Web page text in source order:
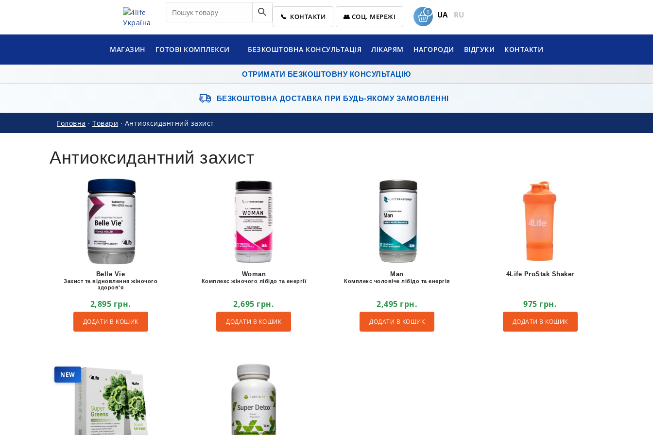
📞 КОНТАКТИ 👥 СОЦ. МЕРЕЖІ
0 UA RU
МАГАЗИН ГОТОВІ КОМПЛЕКСИ БЕЗКОШТОВНА КОНСУЛЬТАЦІЯ ЛІКАРЯМ НАГОРОДИ ВІДГУКИ КОНТАКТИ
ОТРИМАТИ БЕЗКОШТОВНУ КОНСУЛЬТАЦІЮ
БЕЗКОШТОВНА ДОСТАВКА ПРИ БУДЬ-ЯКОМУ ЗАМОВЛЕННІ
Головна · Товари · Антиоксидантний захист
Антиоксидантний захист
Belle Vie
Захист та відновлення жіночого
здоров'я
2,895 грн.
ДОДАТИ В КОШИК
Woman
Комплекс жіночого лібідо та енергії
2,695 грн.
ДОДАТИ В КОШИК
Man
Комплекс чоловіче лібідо та енергія
2,495 грн.
ДОДАТИ В КОШИК
4Life ProStak Shaker
975 грн.
ДОДАТИ В КОШИК
NEW